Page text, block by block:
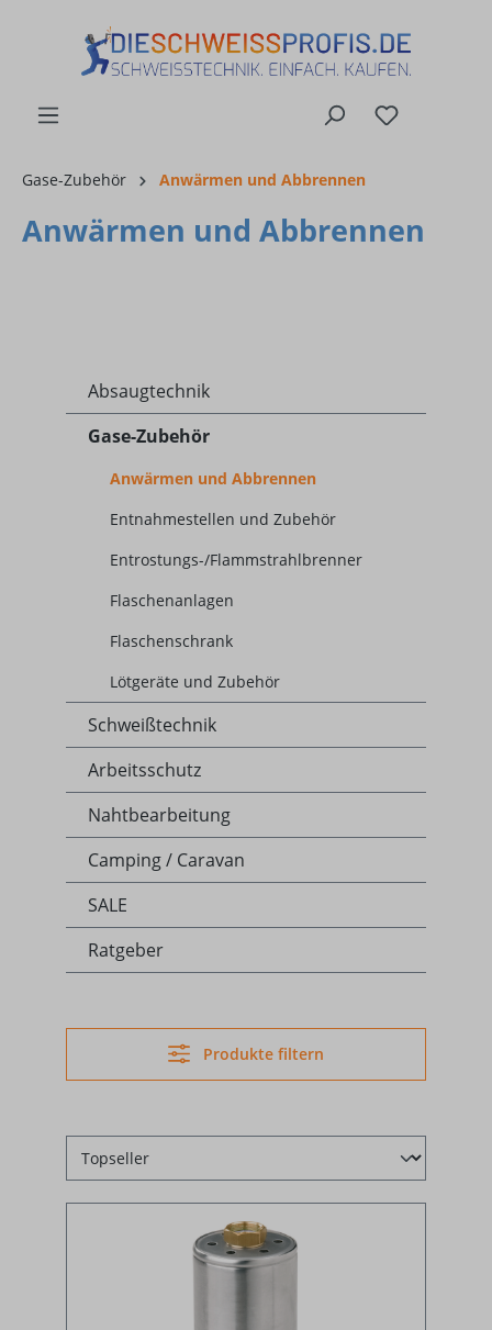
Gase-Zubehör Anwärmen und Abbrennen
Anwärmen und Abbrennen
Absaugtechnik
Gase-Zubehör
Anwärmen und Abbrennen
Entnahmestellen und Zubehör
Entrostungs-/Flammstrahlbrenner
Flaschenanlagen
Flaschenschrank
Lötgeräte und Zubehör
Schweißtechnik
Arbeitsschutz
Nahtbearbeitung
Camping / Caravan
SALE
Ratgeber
Produkte filtern